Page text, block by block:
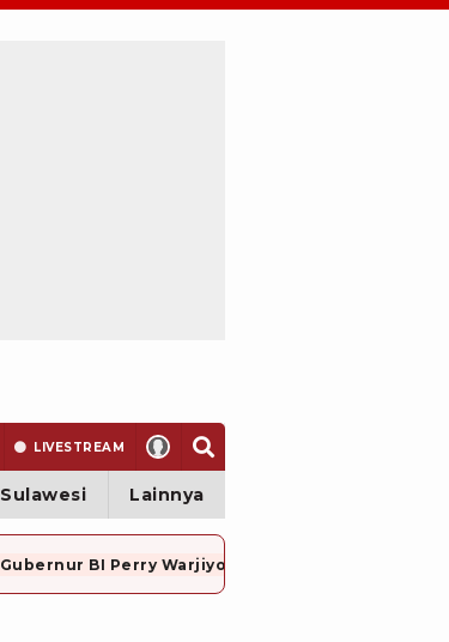
LIVESTREAM
Sulawesi Lainnya
Gubernur BI Perry Warjiyo Mundur